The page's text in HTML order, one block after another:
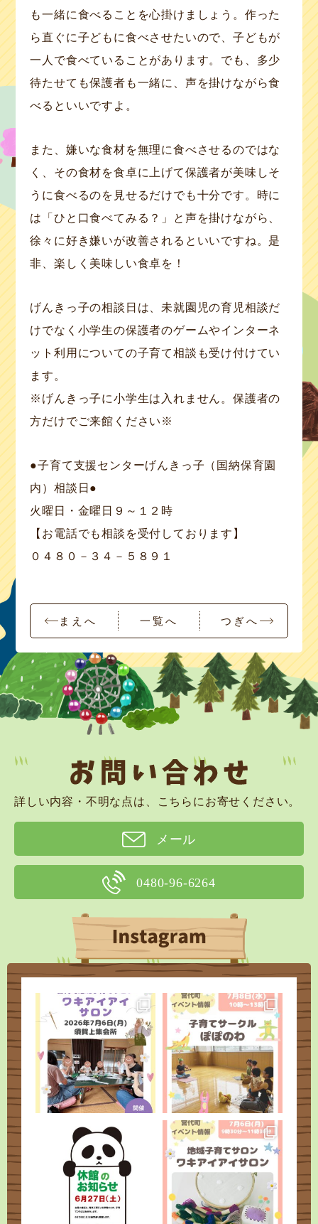
も一緒に食べることを心掛けましょう。作った
ら直ぐに子どもに食べさせたいので、子どもが
一人で食べていることがあります。でも、多少
待たせても保護者も一緒に、声を掛けながら食
べるといいですよ。
また、嫌いな食材を無理に食べさせるのではな
く、その食材を食卓に上げて保護者が美味しそ
うに食べるのを見せるだけでも十分です。時に
は「ひと口食べてみる？」と声を掛けながら、
徐々に好き嫌いが改善されるといいですね。是
非、楽しく美味しい食卓を！
げんきっ子の相談日は、未就園児の育児相談だ
けでなく小学生の保護者のゲームやインターネ
ット利用についての子育て相談も受け付けてい
ます。
※げんきっ子に小学生は入れません。保護者の
方だけでご来館ください※
●子育て支援センターげんきっ子（国納保育園
内）相談日●
火曜日・金曜日９～１２時
【お電話でも相談を受付しております】
０４８０－３４－５８９１
まえへ 一覧へ つぎへ
詳しい内容・不明な点は、こちらにお寄せください。
メール
0480-96-6264